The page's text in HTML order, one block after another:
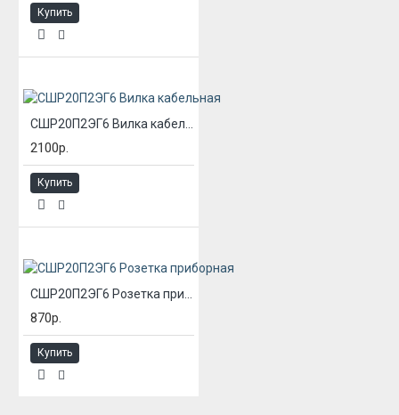
Купить
2100р.
Купить
870р.
Купить